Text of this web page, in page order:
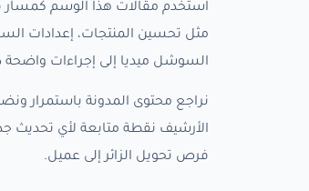
استخدم مقالات هذا الوسم كمسار
مثل تحسين المنتجات، إعدادات
السوشل ميديا إلى إجراءات
نراجع محتوى المدونة باستمرار
الأرشيف نقطة متابعة لأي تحديث
فرص تحويل الزائر إلى عميل.